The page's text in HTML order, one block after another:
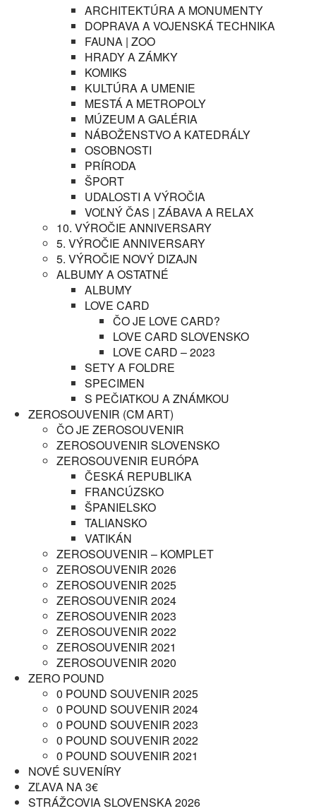
ARCHITEKTÚRA A MONUMENTY
DOPRAVA A VOJENSKÁ TECHNIKA
FAUNA | ZOO
HRADY A ZÁMKY
KOMIKS
KULTÚRA A UMENIE
MESTÁ A METROPOLY
MÚZEUM A GALÉRIA
NÁBOŽENSTVO A KATEDRÁLY
OSOBNOSTI
PRÍRODA
ŠPORT
UDALOSTI A VÝROČIA
VOĽNÝ ČAS | ZÁBAVA A RELAX
10. VÝROČIE ANNIVERSARY
5. VÝROČIE ANNIVERSARY
5. VÝROČIE NOVÝ DIZAJN
ALBUMY A OSTATNÉ
ALBUMY
LOVE CARD
ČO JE LOVE CARD?
LOVE CARD SLOVENSKO
LOVE CARD – 2023
SETY A FOLDRE
SPECIMEN
S PEČIATKOU A ZNÁMKOU
ZEROSOUVENIR (CM ART)
ČO JE ZEROSOUVENIR
ZEROSOUVENIR SLOVENSKO
ZEROSOUVENIR EURÓPA
ČESKÁ REPUBLIKA
FRANCÚZSKO
ŠPANIELSKO
TALIANSKO
VATIKÁN
ZEROSOUVENIR – KOMPLET
ZEROSOUVENIR 2026
ZEROSOUVENIR 2025
ZEROSOUVENIR 2024
ZEROSOUVENIR 2023
ZEROSOUVENIR 2022
ZEROSOUVENIR 2021
ZEROSOUVENIR 2020
ZERO POUND
0 POUND SOUVENIR 2025
0 POUND SOUVENIR 2024
0 POUND SOUVENIR 2023
0 POUND SOUVENIR 2022
0 POUND SOUVENIR 2021
NOVÉ SUVENÍRY
ZĽAVA NA 3€
STRÁŽCOVIA SLOVENSKA 2026